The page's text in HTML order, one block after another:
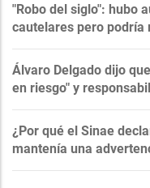
"Robo del siglo": hubo
cautelares pero podría
Álvaro Delgado dijo
en riesgo" y
¿Por qué el Sinae
mantenía una